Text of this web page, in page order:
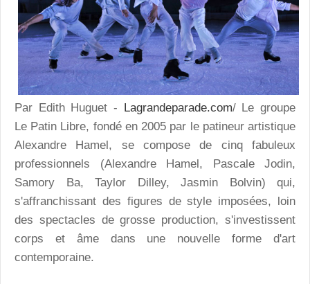
Par Edith Huguet - Lagrandeparade.com/ Le groupe
Le Patin Libre, fondé en 2005 par le patineur artistique
Alexandre Hamel, se compose de cinq fabuleux
professionnels (Alexandre Hamel, Pascale Jodin,
Samory Ba, Taylor Dilley, Jasmin Bolvin) qui,
s'affranchissant des figures de style imposées, loin
des spectacles de grosse production, s'investissent
corps et âme dans une nouvelle forme d'art
contemporaine.